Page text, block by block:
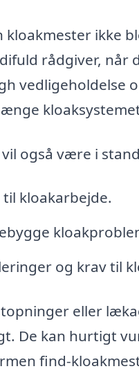
ikke
rådgiver, når
vedligeholdelse
også være i
kloakarbejde.
og krav til
eller
De kan hurtigt
find-